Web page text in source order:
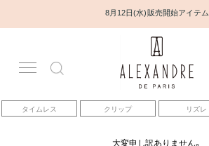
8月12日(水) 販売開始アイテム
タイムレス クリップ リズレ
アカウント
アイテム
大変申し訳ありません。